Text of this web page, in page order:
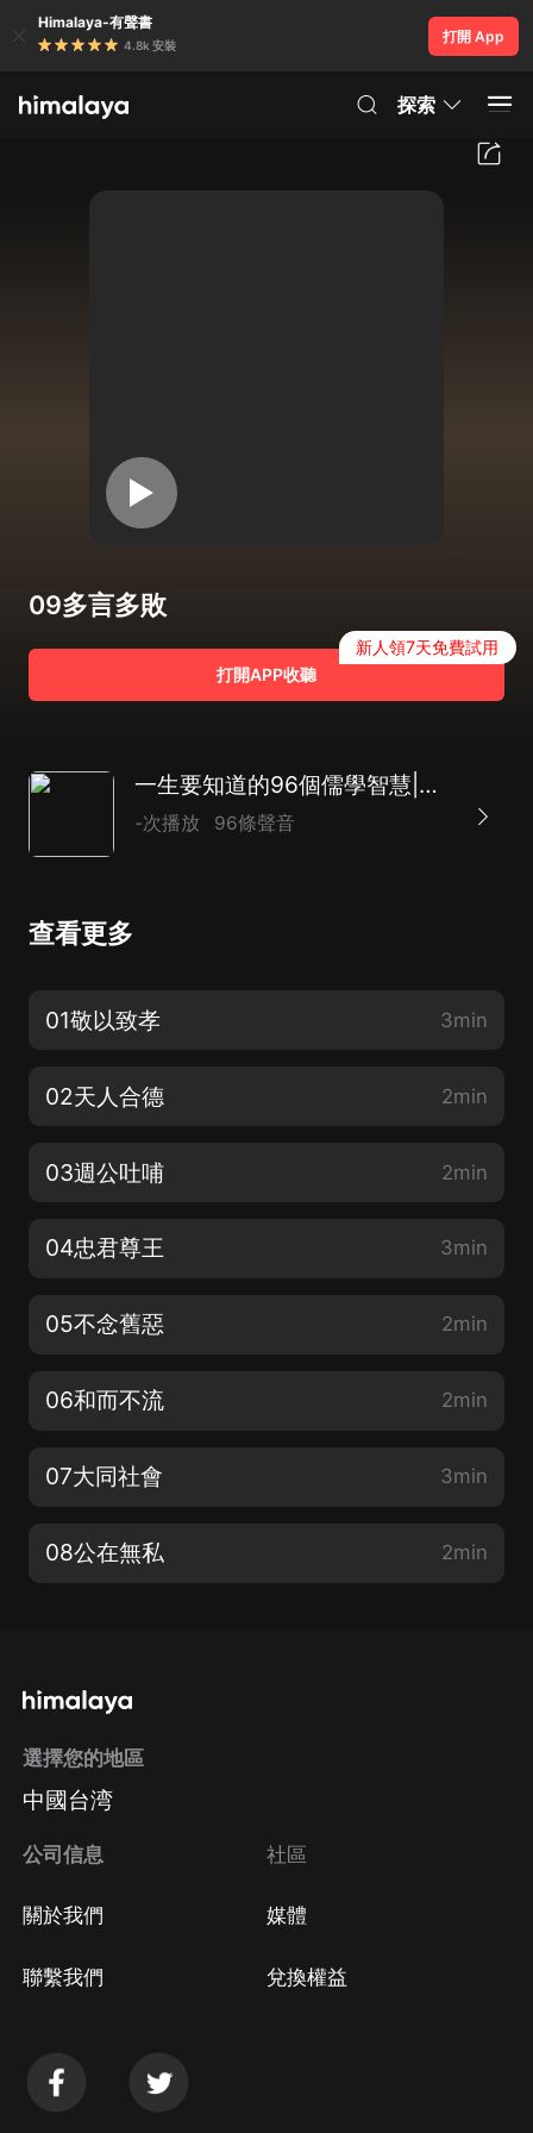
Himalaya-有聲書
4.8k 安裝
打開 App
探索
09多言多敗
打開APP收聽
新人領7天免費試用
一生要知道的96個儒學智慧|通往成功的重要法門
-次播放 96條聲音
查看更多
01敬以致孝 3min
02天人合德 2min
03週公吐哺 2min
04忠君尊王 3min
05不念舊惡 2min
06和而不流 2min
07大同社會 3min
08公在無私 2min
選擇您的地區
中國台湾
公司信息
關於我們
聯繫我們
社區
媒體
兌換權益